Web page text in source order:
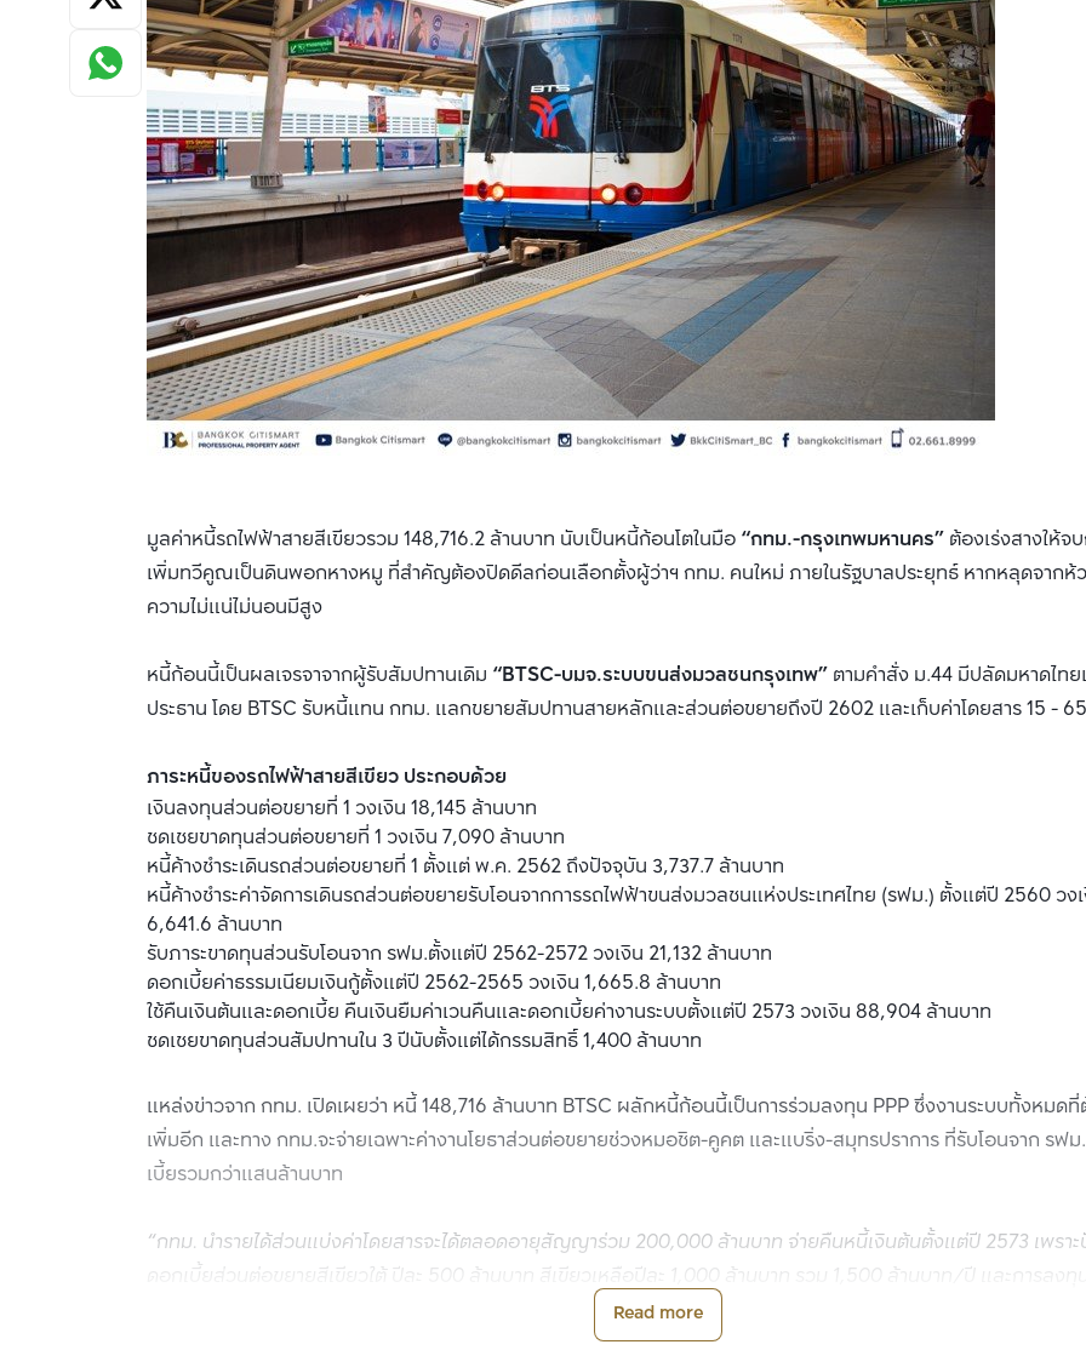
มูลค่าหนี้รถไฟฟ้าสายสีเขียวรวม 148,716.2 ล้านบาท นับเป็นหนี้ก้อนโตในมือ“กทม.-กรุงเทพมหานคร”ต้องเร่งสางให้จ
เพิ่มทวีคูณเป็นดินพอกหางหมู ที่สำคัญต้องปิดดีลก่อนเลือกตั้งผู้ว่าฯ กทม. คนใหม่ ภายในรัฐบาลประยุทธ์ หากหลุดจากห้
ความไม่แน่ไม่นอนมีสูง
หนี้ก้อนนี้เป็นผลเจรจาจากผู้รับสัมปทานเดิม “BTSC-บมจ.ระบบขนส่งมวลชนกรุงเทพ”ตามคำสั่ง ม.44 มีปลัดมหาดไทย
ประธาน โดย BTSC รับหนี้แทน กทม. แลกขยายสัมปทานสายหลักและส่วนต่อขยายถึงปี 2602 และเก็บค่าโดยสาร 15 -
ภาระหนี้ของรถไฟฟ้าสายสีเขียว ประกอบด้วย
เงินลงทุนส่วนต่อขยายที่ 1 วงเงิน 18,145 ล้านบาท
ชดเชยขาดทุนส่วนต่อขยายที่ 1 วงเงิน 7,090 ล้านบาท
หนี้ค้างชำระเดินรถส่วนต่อขยายที่ 1 ตั้งแต่ พ.ค. 2562 ถึงปัจจุบัน 3,737.7 ล้านบาท
หนี้ค้างชำระค่าจัดการเดินรถส่วนต่อขยายรับโอนจากการรถไฟฟ้าขนส่งมวลชนแห่งประเทศไทย (รฟม.) ตั้งแต่ปี 2560 วง
6,641.6 ล้านบาท
รับภาระขาดทุนส่วนรับโอนจาก รฟม.ตั้งแต่ปี 2562-2572 วงเงิน 21,132 ล้านบาท
ดอกเบี้ยค่าธรรมเนียมเงินกู้ตั้งแต่ปี 2562-2565 วงเงิน 1,665.8 ล้านบาท
ใช้คืนเงินต้นและดอกเบี้ย คืนเงินยืมค่าเวนคืนและดอกเบี้ยค่างานระบบตั้งแต่ปี 2573 วงเงิน 88,904 ล้านบาท
ชดเชยขาดทุนส่วนสัมปทานใน 3 ปีนับตั้งแต่ได้กรรมสิทธิ์ 1,400 ล้านบาท
แหล่งข่าวจาก กทม. เปิดเผยว่า หนี้ 148,716 ล้านบาท BTSC ผลักหนี้ก้อนนี้เป็นการร่วมลงทุน PPP ซึ่งงานระบบทั้งหมด
เพิ่มอีก และทาง กทม.จะจ่ายเฉพาะค่างานโยธาส่วนต่อขยายช่วงหมอชิต-คูคต และแบริ่ง-สมุทรปราการ ที่รับโอนจาก รฟ
เบี้ยรวมกว่าแสนล้านบาท
“กทม. นำรายได้ส่วนแบ่งค่าโดยสารจะได้ตลอดอายุสัญญาร่วม 200,000 ล้านบาท จ่ายคืนหนี้เงินต้นตั้งแต่ปี 2573 เพรา
ดอกเบี้ยส่วนต่อขยายสีเขียวใต้ ปีละ 500 ล้านบาท สีเขียวเหลือปีละ 1,000 ล้านบาท รวม 1,500 ล้านบาท/ปี และการลง
เขียว กทม.ไม่ต้องนำเงินสดจ่ายหนี้ แต่นำเงินในอนาคตมาชำระหนี้ โดยมีเอกชนรับภาระไปก่อน ยังเหลือเงิน 1 แสนล้านบาทเ
Read more